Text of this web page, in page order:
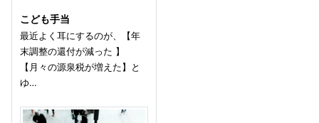
こども手当
最近よく耳にするのが、【年
末調整の還付が減った 】
【月々の源泉税が増えた】と
ゆ…